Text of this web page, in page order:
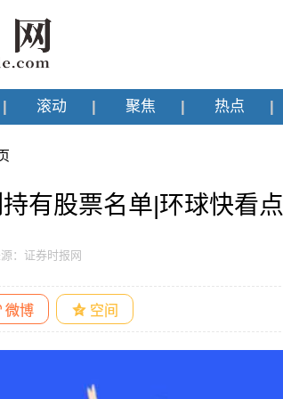
滚动 聚焦 热点
有股票名单|环球快看点
：证券时报网